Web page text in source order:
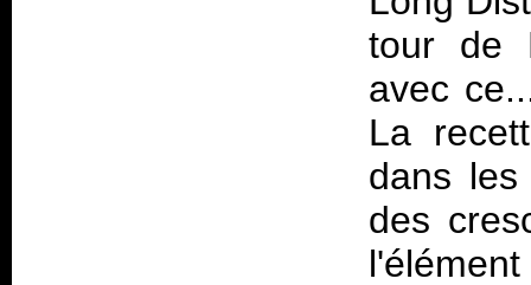
tour de
avec
La
dans les
des